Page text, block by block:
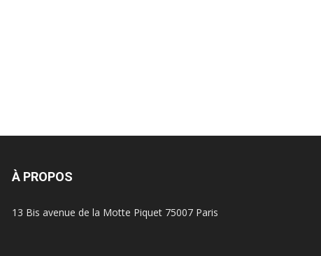
À PROPOS
13 Bis avenue de la Motte Piquet 75007 Paris